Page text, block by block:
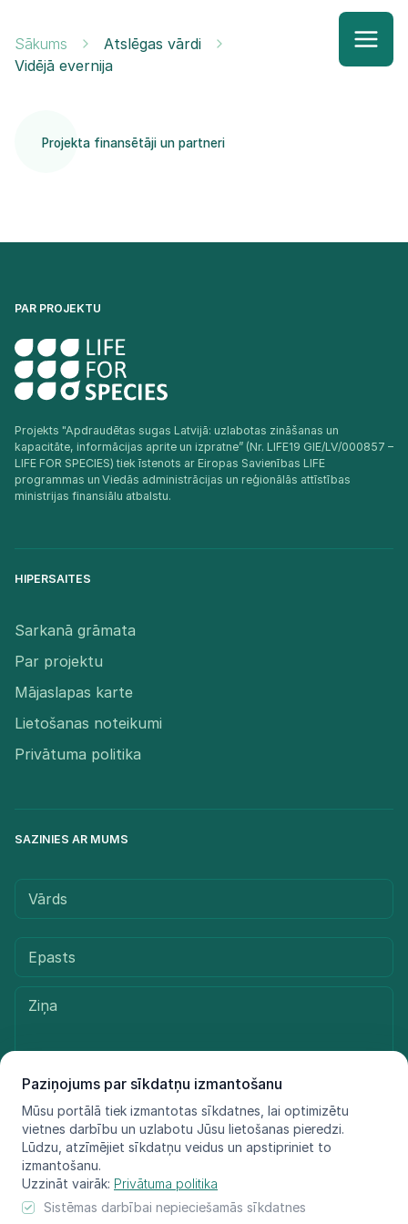
Paziņojums par sīkdatņu izmantošanu
Mūsu portālā tiek izmantotas sīkdatnes, lai optimizētu
vietnes darbību un uzlabotu Jūsu lietošanas pieredzi.
Lūdzu, atzīmējiet sīkdatņu veidus un apstipriniet to
izmantošanu.
Uzzināt vairāk: Privātuma politika
Sistēmas darbībai nepieciešamās sīkdatnes
Sākums
Atslēgas vārdi
Vidējā evernija
Projekta finansētāji un partneri
PAR PROJEKTU
Projekts "Apdraudētas sugas Latvijā: uzlabotas zināšanas un
kapacitāte, informācijas aprite un izpratne” (Nr. LIFE19 GIE/LV/000857 –
LIFE FOR SPECIES) tiek īstenots ar Eiropas Savienības LIFE
programmas un Viedās administrācijas un reģionālās attīstības
ministrijas finansiālu atbalstu.​
HIPERSAITES
Sarkanā grāmata
Par projektu
Mājaslapas karte
Lietošanas noteikumi
Privātuma politika
SAZINIES AR MUMS
Sūtīt ziņu